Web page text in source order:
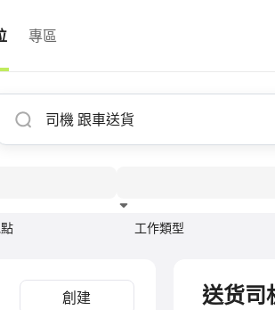
專區
工作類型
創建 送货司